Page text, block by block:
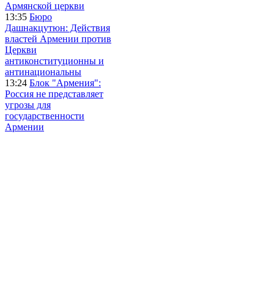
Армянской церкви
13:35 Бюро
Дашнакцутюн: Действия
властей Армении против
Церкви
антиконституционны и
антинациональны
13:24 Блок "Армения":
Россия не представляет
угрозы для
государственности
Армении